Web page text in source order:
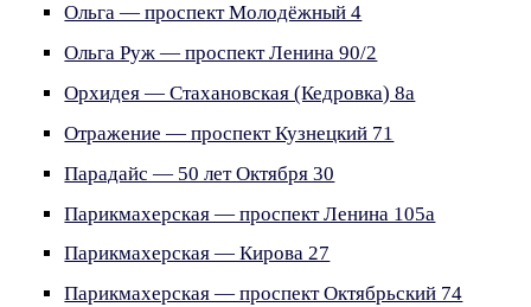
Ольга — проспект Молодёжный 4
Ольга Руж — проспект Ленина 90/2
Орхидея — Стахановская (Кедровка) 8а
Отражение — проспект Кузнецкий 71
Парадайс — 50 лет Октября 30
Парикмахерская — проспект Ленина 105а
Парикмахерская — Кирова 27
Парикмахерская — проспект Октябрьский 74